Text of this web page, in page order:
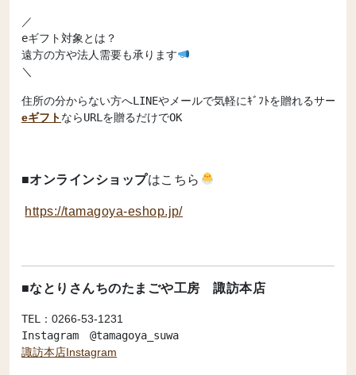
／
eギフト対象とは？
遠方の方や法人需要も承ります
＼
eギフトならURLを贈るだけでOK
■オンラインショップはこちら
https://tamagoya-eshop.jp/
■なとりさんちのたまごや工房 諏訪本店
TEL： 0266-53-1231
諏訪本店Instagram